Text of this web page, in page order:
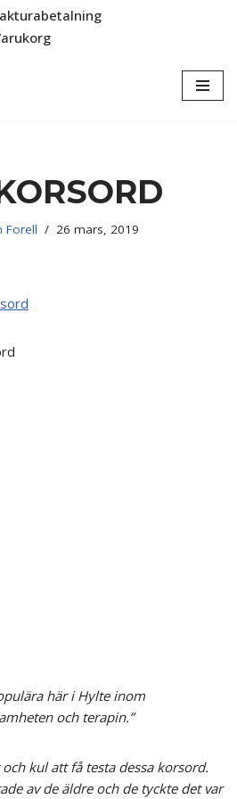
Forell 26 mars, 2019
här i Hylte inom
och terapin.”
kul att få testa dessa korsord.
av de äldre och de tyckte det var